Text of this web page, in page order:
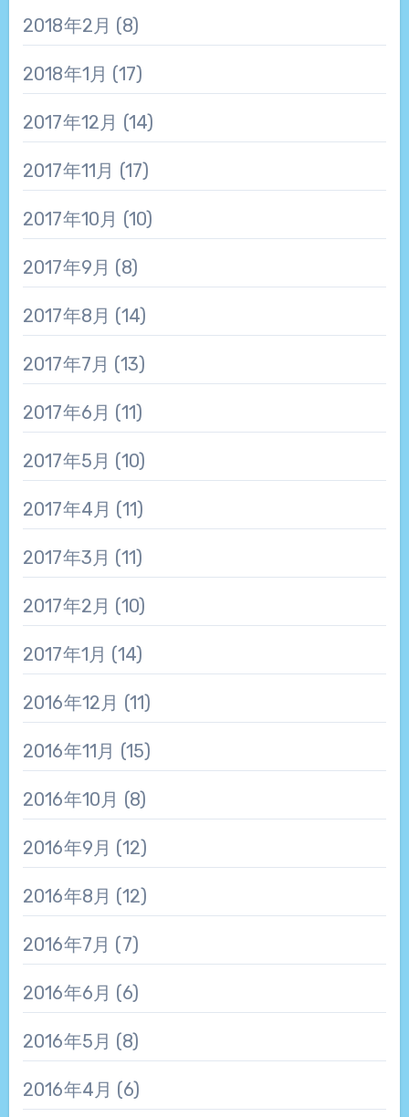
2018年2月 (8)
2018年1月 (17)
2017年12月 (14)
2017年11月 (17)
2017年10月 (10)
2017年9月 (8)
2017年8月 (14)
2017年7月 (13)
2017年6月 (11)
2017年5月 (10)
2017年4月 (11)
2017年3月 (11)
2017年2月 (10)
2017年1月 (14)
2016年12月 (11)
2016年11月 (15)
2016年10月 (8)
2016年9月 (12)
2016年8月 (12)
2016年7月 (7)
2016年6月 (6)
2016年5月 (8)
2016年4月 (6)